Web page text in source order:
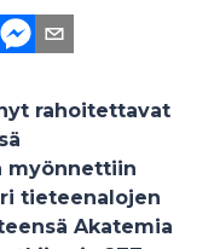
rahoitettavat
myönnettiin
tieteenalojen
Akatemia